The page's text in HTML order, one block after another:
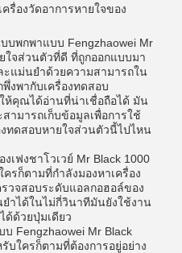
ครื่องวัดอาการหายใจของ
บพกพาแบบ Fengzhaowei Mr
ใจส่วนตัวที่ดี ที่ถูกออกแบบมา
ะแม่นยําด้วยความสามารถใน
งพากับเครื่องทดสอบ
ห้คุณได้อ่านที่น่าเชื่อถือได้ มัน
ามารถเก็บข้อมูลเพื่อการใช้
ทดสอบหายใจส่วนตัวนี้ไปไหน
เฟงชาโวเวย์ Mr Black 1000
รก็ตามที่กําลังมองหาเครื่อง
วจสอบระดับแอลกอฮอล์ของ
าได้ในไม่กี่วินาทีมันยังใช้งาน
ด้ด้วยปุ่มเดียว
Fengzhaowei Mr Black
บใครก็ตามที่ต้องการอยู่อย่าง